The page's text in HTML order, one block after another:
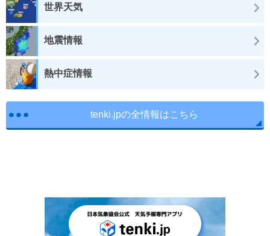
世界天気
地震情報
熱中症情報
tenki.jpの全情報はこちら